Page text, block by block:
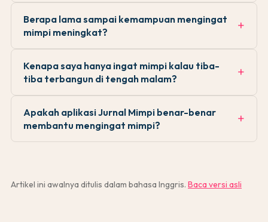
Berapa lama sampai kemampuan mengingat
mimpi meningkat?
Kenapa saya hanya ingat mimpi kalau tiba-
tiba terbangun di tengah malam?
Apakah aplikasi Jurnal Mimpi benar-benar
membantu mengingat mimpi?
Artikel ini awalnya ditulis dalam bahasa Inggris. Baca versi asli